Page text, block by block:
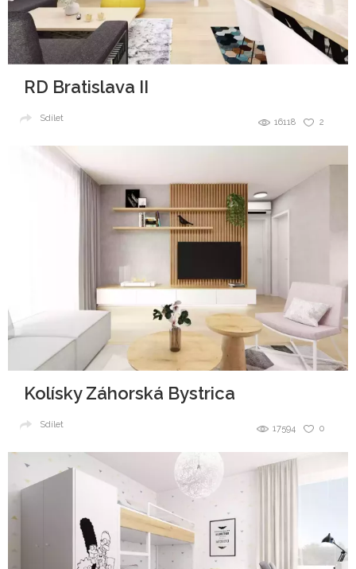
RD Bratislava II
2
16118
Sdílet
Kolísky Záhorská Bystrica
0
17594
Sdílet